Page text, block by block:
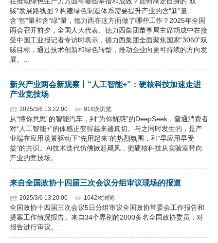
碳”发展路线图？构建绿色制造体系需要提升产业的含“新”量、
含“智”量和含“绿”量，德力西在这方面做了哪些工作？2025年全国
两会召开前夕，全国人大代表、德力西集团董事局主席胡成中在接
受中国工业报记者专访时表示，德力西集团全面聚焦国家“3060”双
碳目标，通过技术创新和绿色转型，推动企业向更可持续的方向发
展。…
新兴产业两会新观察丨“人工智能+”：硬核科技加速走进
产业竞技场
2025/3/6 13:22:00 918次浏览
从“懂你意思”的智能汽车，到“为你解惑”的DeepSeek，普通消费者
对“人工智能+”的体感正变得越来越真切。与之同时发生的，是产
业端在应用场景驱动下“先用起来”的热烈氛围，和“早应用早受
益”的共识。AI技术迭代仿佛掀起飓风，把硬核科技从实验室带向
产业的竞技场。…
来自全国政协十四届三次会议分组审议现场的报道
2025/3/6 13:20:00 1042次浏览
全国政协十四届三次会议5日分组审议全国政协常委会工作报告和
提案工作情况报告。来自34个界别的2000多名全国政协委员，对
报告进行审议。…